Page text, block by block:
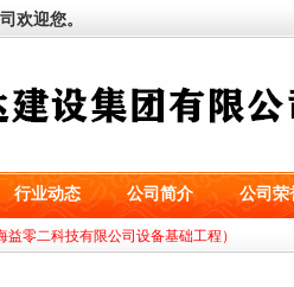
欢迎您。
行业动态 公司简介 公司荣
益零二科技有限公司设备基础工程）
心区艺鸣幼儿园鉴定）